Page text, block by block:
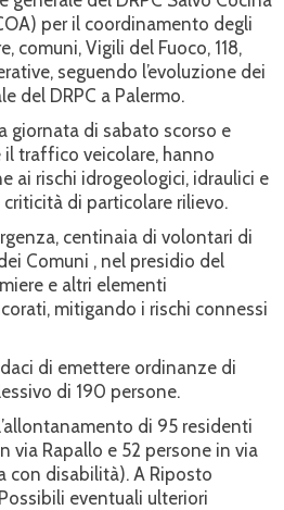
per il coordinamento degli
Vigili del Fuoco, 118,
seguendo l’evoluzione dei
del DRPC a Palermo.
giornata di sabato scorso e
traffico veicolare, hanno
ai rischi idrogeologici, idraulici e
di particolare rilievo.
centinaia di volontari di
Comuni , nel presidio del
e altri elementi
mitigando i rischi connessi
di emettere ordinanze di
di 190 persone.
di 95 residenti
via Rapallo e 52 persone in via
con disabilità). A Riposto
eventuali ulteriori